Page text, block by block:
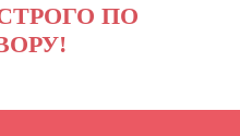
ПО